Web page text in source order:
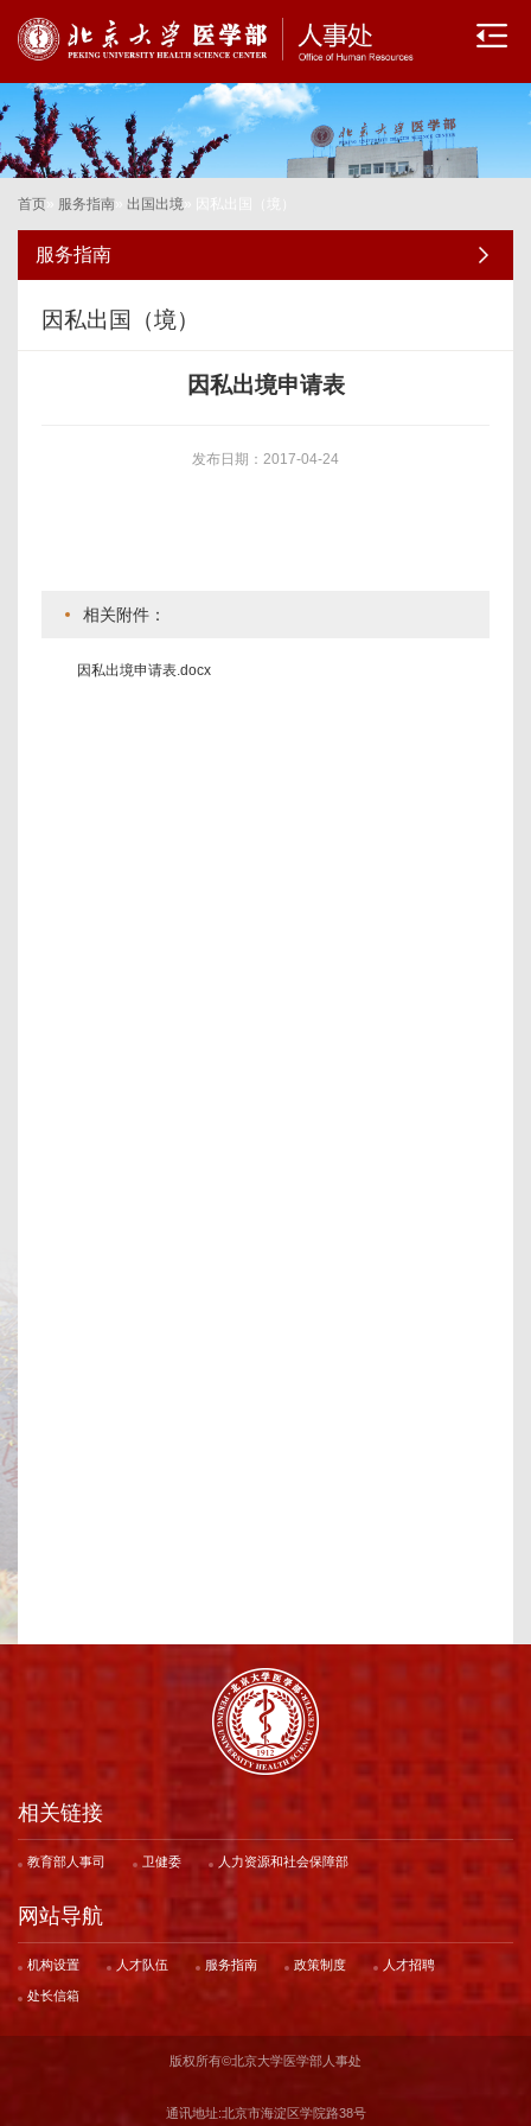
首页 服务指南 出国出境
服务指南
因私出国（境）
因私出境申请表
发布日期：2017-04-24
相关附件：
因私出境申请表.docx
相关链接
教育部人事司 卫健委 人力资源和社会保障部
网站导航
机构设置 人才队伍 服务指南 政策制度 人才招聘
处长信箱
版权所有©️北京大学医学部人事处
通讯地址:北京市海淀区学院路38号